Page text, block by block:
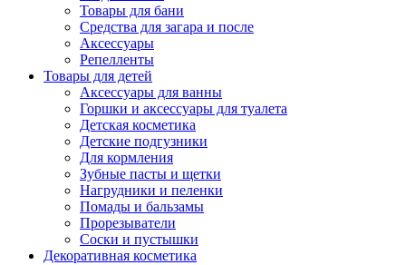
Товары для бани
Средства для загара и после
Аксессуары
Репелленты
Товары для детей
Аксессуары для ванны
Горшки и аксессуары для туалета
Детская косметика
Детские подгузники
Для кормления
Зубные пасты и щетки
Нагрудники и пеленки
Помады и бальзамы
Прорезыватели
Соски и пустышки
Декоративная косметика